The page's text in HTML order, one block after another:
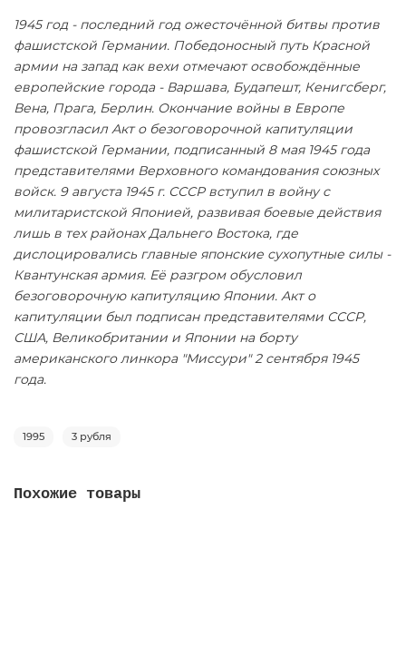
1945 год - последний год ожесточённой битвы против
фашистской Германии. Победоносный путь Красной
армии на запад как вехи отмечают освобождённые
европейские города - Варшава, Будапешт, Кенигсберг,
Вена, Прага, Берлин. Окончание войны в Европе
провозгласил Акт о безоговорочной капитуляции
фашистской Германии, подписанный 8 мая 1945 года
представителями Верховного командования союзных
войск. 9 августа 1945 г. СССР вступил в войну с
милитаристской Японией, развивая боевые действия
лишь в тех районах Дальнего Востока, где
дислоцировались главные японские сухопутные силы -
Квантунская армия. Её разгром обусловил
безоговорочную капитуляцию Японии. Акт о
капитуляции был подписан представителями СССР,
США, Великобритании и Японии на борту
американского линкора "Миссури" 2 сентября 1945
года.
1995 3 рубля
Похожие товары